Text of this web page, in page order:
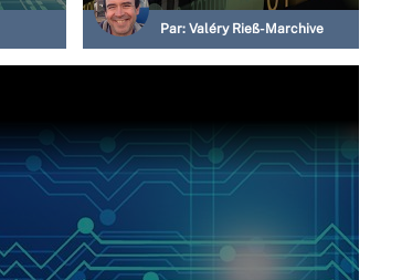
Par: Valéry Rieß-Marchive